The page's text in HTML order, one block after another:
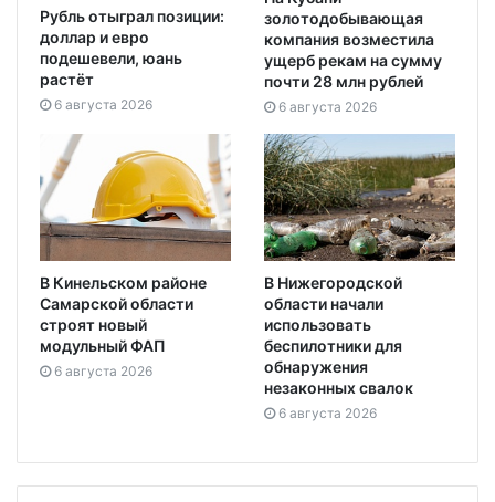
Рубль отыграл позиции:
доллар и евро
подешевели, юань
растёт
6 августа 2026
золотодобывающая
компания возместила
ущерб рекам на сумму
почти 28 млн рублей
6 августа 2026
В Кинельском районе
Самарской области
строят новый
модульный ФАП
6 августа 2026
В Нижегородской
области начали
использовать
беспилотники для
обнаружения
незаконных свалок
6 августа 2026